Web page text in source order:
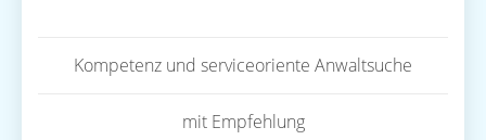
Kompetenz und serviceoriente Anwaltsuche
mit Empfehlung